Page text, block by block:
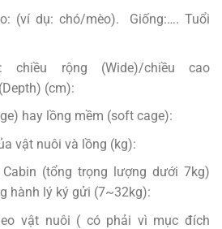
(ví dụ: chó/mèo). Giống:…. Tuổi
chiều rộng (Wide)/chiều cao
(cm):
hay lồng mềm (soft cage):
vật nuôi và lồng (kg):
(tổng trọng lượng dưới 7kg)
hành lý ký gửi (7~32kg):
vật nuôi ( có phải vì mục đích